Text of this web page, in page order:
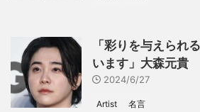
「彩りを与えられ
います」大森元貴
2024/6/27
Artist 名言